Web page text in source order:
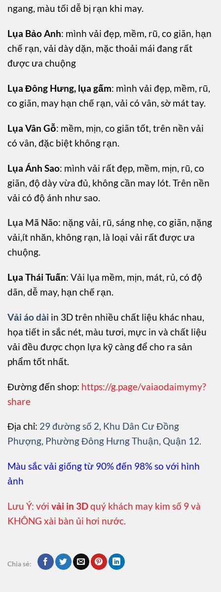
ngang, màu tối dễ bị rạn khi may.
Lụa Bảo Anh: mình vải đẹp, mềm, rũ, co giãn, hạn
chế rạn, vải dày dặn, mặc thoải mái đang rất
được ưa chuộng
Lụa Đông Hưng, lụa gấm: mình vải đẹp, mềm, rũ,
co giãn, may hạn chế rạn, vải có vân, sờ mát tay.
Lụa Vân Gỗ: mềm, mịn, co giãn tốt, trên nền vải
có vân, đặc biệt không rạn.
Lụa Ánh Sao: mình vải rất đẹp, mềm, mịn, rũ, co
giãn, độ dày vừa đủ, không cần may lót. Trên nền
vải có độ ánh như sao.
Lụa Mã Não: nặng vải, rũ, sáng nhẹ, co giãn, nặng
vải,ít nhăn, không rạn, là loại vải rất được ưa
chuộng.
Lụa Thái Tuấn: Vải lụa mềm, mịn, mát, rủ, có độ
dãn, dễ may, hạn chế rạn.
Vải áo dài in 3D trên nhiều chất liệu khác nhau,
họa tiết in sắc nét, màu tươi, mực in và chất liệu
vải đều được chọn lựa kỹ càng để cho ra sản
phẩm tốt nhất.
Đường đến shop: https://g.page/vaiaodaimymy?
share
Địa chỉ: 29 đường số 2, Khu Dân Cư Đồng
Phượng, Phường Đông Hưng Thuận, Quận 12.
Màu sắc vải giống từ 90% đến 98% so với hình
ảnh
Lưu Ý: với vải in 3Dquý khách may kim số 9 và
KHÔNG xài bàn ủi hơi nước.
Chia sẻ: